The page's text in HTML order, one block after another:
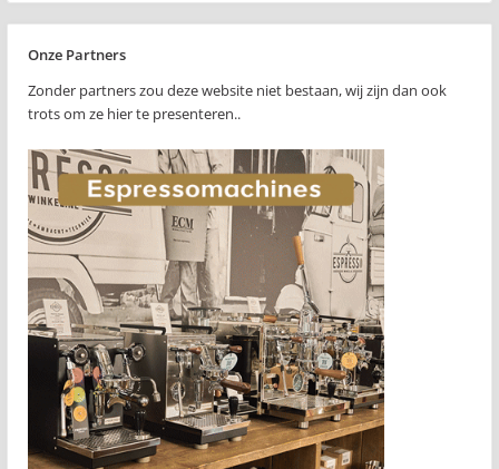
Onze Partners
Zonder partners zou deze website niet bestaan, wij zijn dan ook
trots om ze hier te presenteren..